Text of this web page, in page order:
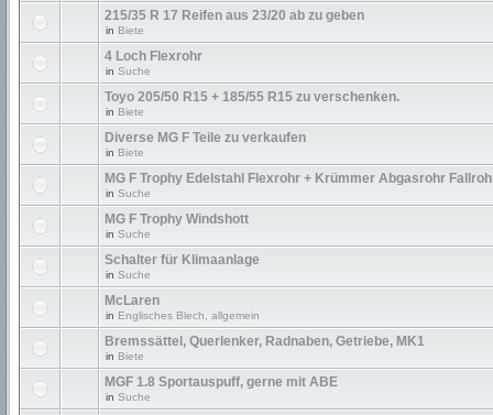
215/35 R 17 Reifen aus 23/20 ab zu geben
in Biete
4 Loch Flexrohr
in Suche
Toyo 205/50 R15 + 185/55 R15 zu verschenken.
in Biete
Diverse MG F Teile zu verkaufen
in Biete
MG F Trophy Edelstahl Flexrohr + Krümmer Abgasrohr
in Suche
MG F Trophy Windshott
in Suche
Schalter für Klimaanlage
in Suche
McLaren
in Englisches Blech, allgemein
Bremssättel, Querlenker, Radnaben, Getriebe, MK1
in Biete
MGF 1.8 Sportauspuff, gerne mit ABE
in Suche